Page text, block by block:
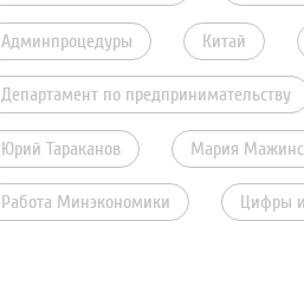
Админпроцедуры Китай
Департамент по предпринимательству
Юрий Тараканов Мария
Работа Минэкономики Цифры